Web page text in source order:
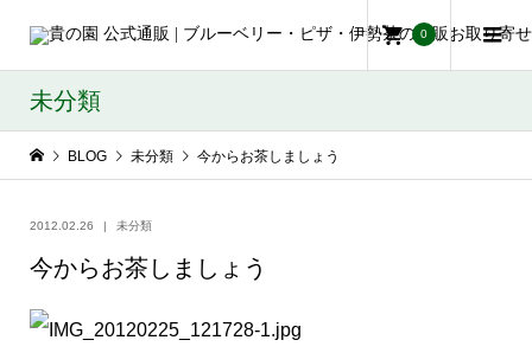
0
未分類
BLOG 未分類 今からお茶しましょう
2012.02.26 未分類
今からお茶しましょう